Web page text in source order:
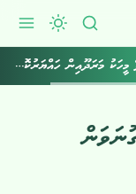
ވަގަށް ނަގާފައިވާ ތަކެތި ނުއަގުގައި ގަންނަކަމަށް ތުހުމަތުކުރެވޭ މީހަކު މަރަދޫއިން ހައްޔަރުކޮށްފި